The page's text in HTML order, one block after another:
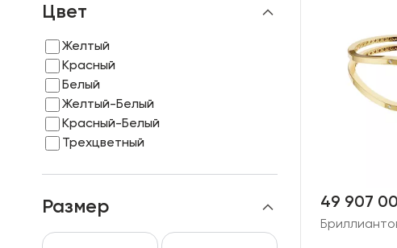
Цвет
Желтый
Красный
Белый
Желтый-Белый
Красный-Белый
Трехцветный
Размер 49 907